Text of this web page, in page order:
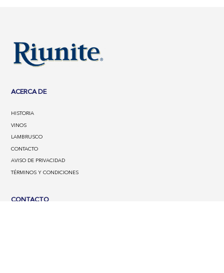
ACERCA DE
HISTORIA
VINOS
LAMBRUSCO
CONTACTO
AVISO DE PRIVACIDAD
TÉRMINOS Y CONDICIONES
CONTACTO